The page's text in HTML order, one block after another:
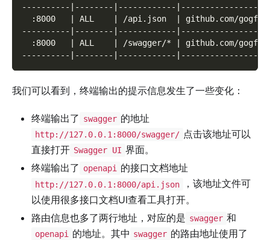
----------|--------|------------
:8000   | ALL    | /api.json  |
----------|--------|------------
:8000   | ALL    | /swagger/* | github.com/
----------|--------|------------
我们可以看到，终端输出的提示信息发生了一些变化：
终端输出了 swagger 的地址
http://127.0.0.1:8000/swagger/ 点击该地址可以
直接打开 Swagger UI 界面。
终端输出了 openapi 的接口文档地址
http://127.0.0.1:8000/api.json
，该地址文件可
以使用很多接口文档UI查看工具打开。
路由信息也多了两行地址，对应的是 swagger 和
openapi 的地址。其中 swagger 的路由地址使用了